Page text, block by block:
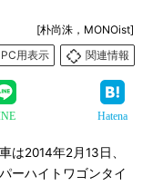
[朴尚洙，MONOist]
PC用表示
関連情報
Hatena
は2014年2月13日、
ーハイトワゴンタイ